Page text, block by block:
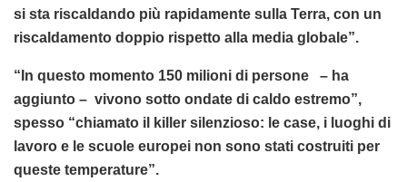
si sta riscaldando più rapidamente sulla Terra, con un
riscaldamento doppio rispetto alla media globale”.
“In questo momento 150 milioni di persone – ha
aggiunto – vivono sotto ondate di caldo estremo”,
spesso “chiamato il killer silenzioso: le case, i luoghi di
lavoro e le scuole europei non sono stati costruiti per
queste temperature”.